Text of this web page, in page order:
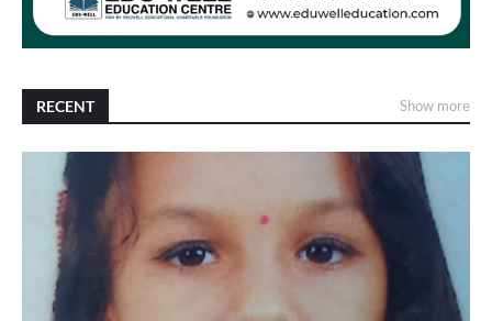
RECENT Show more